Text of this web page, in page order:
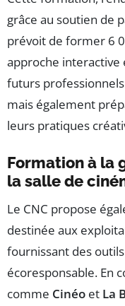
grâce au soutien de
prévoit de former 6
approche interactive
futurs
mais également
leurs pratiques
Formation à la
la salle de
Le CNC propose
destinée aux
fournissant des
écoresponsable. En
comme Cinéo et La